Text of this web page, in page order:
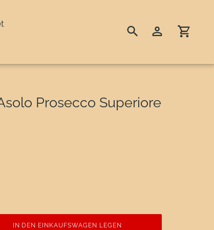
Suchen Einloggen
Prosecco Superiore
IN DEN EINKAUFSWAGEN LEGEN